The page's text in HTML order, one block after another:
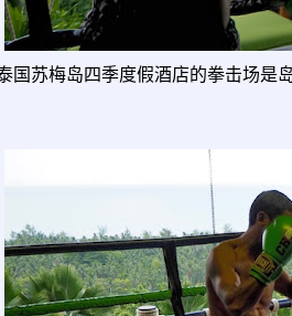
国苏梅岛四季度假酒店的拳击场是